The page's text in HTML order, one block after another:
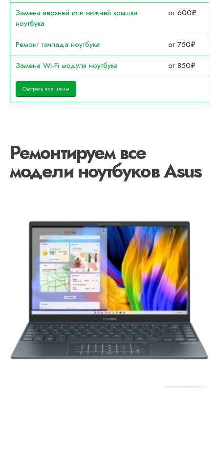
Замена верхней или нижней крышки
ноутбука
от 600₽
Ремонт тачпада ноутбука
от 750₽
Замена Wi-Fi модуля ноутбука
от 850₽
Смотреть все цены
Ремонтируем все
модели ноутбуков Asus